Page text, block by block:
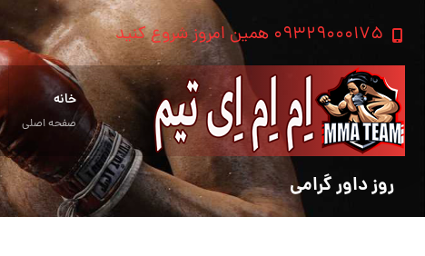
۰۹۳۲۹۰۰۰۱۷۵ همین امروز شروع کنید
خانه
صفحه اصلی
روز داور گرامی